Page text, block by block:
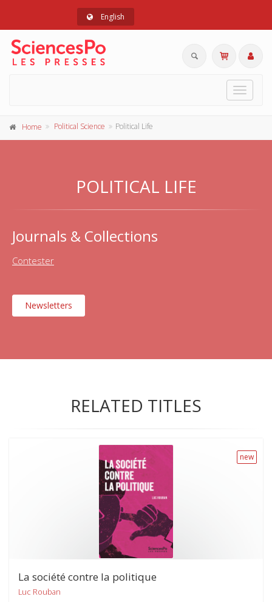
English
Toggle
Home Political Science Political Life
POLITICAL LIFE
Journals & Collections
Contester
Newsletters
RELATED TITLES
new
La société contre la politique
Luc Rouban